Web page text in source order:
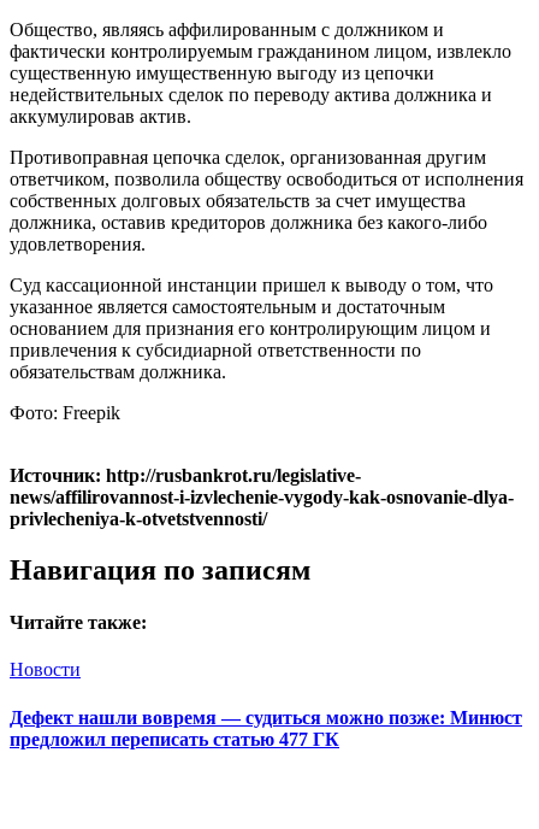
Общество, являясь аффилированным с должником и
фактически контролируемым гражданином лицом, извлекло
существенную имущественную выгоду из цепочки
недействительных сделок по переводу актива должника и
аккумулировав актив.
Противоправная цепочка сделок, организованная другим
ответчиком, позволила обществу освободиться от исполнения
собственных долговых обязательств за счет имущества
должника, оставив кредиторов должника без какого-либо
удовлетворения.
Суд кассационной инстанции пришел к выводу о том, что
указанное является самостоятельным и достаточным
основанием для признания его контролирующим лицом и
привлечения к субсидиарной ответственности по
обязательствам должника.
Фото: Freepik
Источник: http://rusbankrot.ru/legislative-
news/affilirovannost-i-izvlechenie-vygody-kak-osnovanie-dlya-
privlecheniya-k-otvetstvennosti/
Навигация по записям
Читайте также:
Новости
Дефект нашли вовремя — судиться можно позже: Минюст
предложил переписать статью 477 ГК